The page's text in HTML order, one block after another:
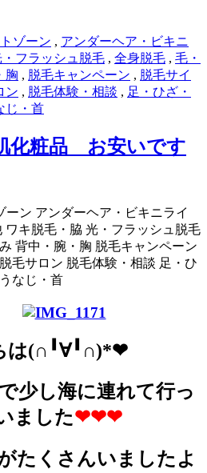
ゾーン , アンダーヘア・ビキニ
・フラッシュ脱毛 , 全身脱毛 , 毛・
胸 , 脱毛キャンペーン , 脱毛サイ
ン , 脱毛体験・相談 , 足・ひざ・
じ・首
化粧品 お安いです
ーン アンダーヘア・ビキニライ
ワキ脱毛・脇 光・フラッシュ脱毛
背中・腕・胸 脱毛キャンペーン
脱毛サロン 脱毛体験・相談 足・ひ
なじ・首
は(∩╹∀╹∩)*❤
少し海に連れて行っ
ました❤❤❤
たくさんいましたよ